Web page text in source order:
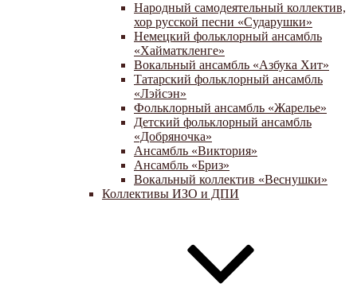
Народный самодеятельный коллектив,
хор русской песни «Сударушки»
Немецкий фольклорный ансамбль
«Хайматкленге»
Вокальный ансамбль «Азбука Хит»
Татарский фольклорный ансамбль
«Лэйсэн»
Фольклорный ансамбль «Жарелье»
Детский фольклорный ансамбль
«Добряночка»
Ансамбль «Виктория»
Ансамбль «Бриз»
Вокальный коллектив «Веснушки»
Коллективы ИЗО и ДПИ